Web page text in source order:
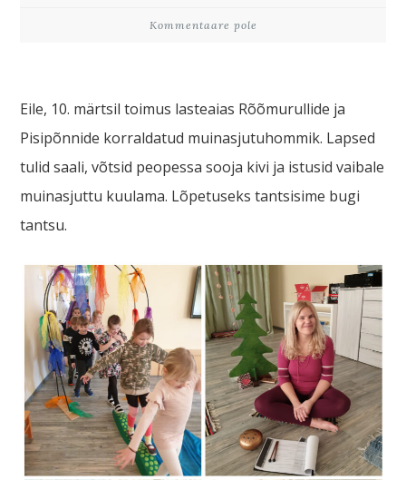
Kommentaare pole
Eile, 10. märtsil toimus lasteaias Rõõmurullide ja
Pisipõnnide korraldatud muinasjutuhommik. Lapsed
tulid saali, võtsid peopessa sooja kivi ja istusid vaibale
muinasjuttu kuulama. Lõpetuseks tantsisime bugi
tantsu.